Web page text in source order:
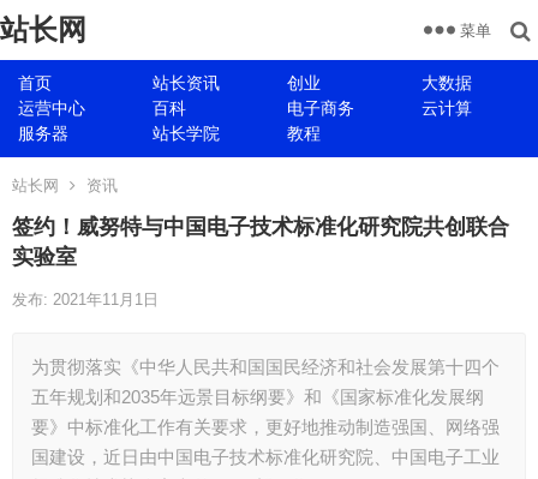
站长网
首页 站长资讯 创业
大数据
运营中心
百科 电子商务
云计算
服务器
站长学院 教程
菜单
站长网 资讯
签约！威努特与中国电子技术标准化研究院共创联合
实验室
发布: 2021年11月1日
为贯彻落实《中华人民共和国国民经济和社会发展第十四个
五年规划和2035年远景目标纲要》和《国家标准化发展纲
要》中标准化工作有关要求，更好地推动制造强国、网络强
国建设，近日由中国电子技术标准化研究院、中国电子工业